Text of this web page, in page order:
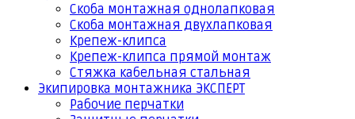
Скоба монтажная однолапковая
Скоба монтажная двухлапковая
Крепеж-клипса
Крепеж-клипса прямой монтаж
Стяжка кабельная стальная
Экипировка монтажника ЭКСПЕРТ
Рабочие перчатки